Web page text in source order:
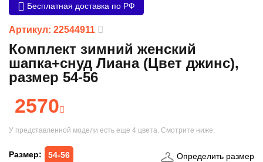
Бесплатная доставка по РФ
Артикул: 22544911
Комплект зимний женский
шапка+снуд Лиана (Цвет джинс),
размер 54-56
2570
У представленной модели есть еще 4 цвета. Смотрите ниже.
Размер: 54-56 Определить размер